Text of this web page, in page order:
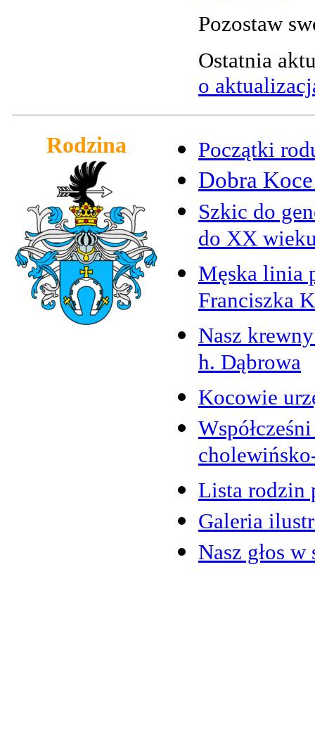
Pozostaw
Ostatnia
o
Rodzina Początki
Dobra
Szkic do
do XX
Męska linia
Franciszka
Nasz
h. Dąbrowa
Kocowie
Lista rodzin
Galeria
Nasz głos